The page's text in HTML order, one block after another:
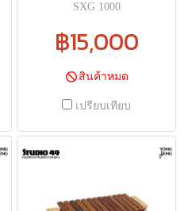
SXG 1000
฿15,000
สินค้าหมด
เปรียบเทียบ